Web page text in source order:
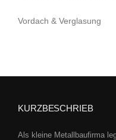
Vordach & Verglasung
KURZBESCHRIEB
Als kleine Metallbaufirma